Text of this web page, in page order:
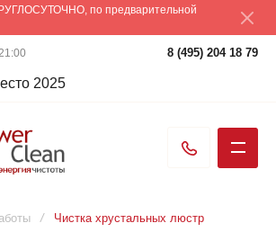
по предварительной
8 (495) 204 18 79
2025
/ Чистка хрустальных люстр